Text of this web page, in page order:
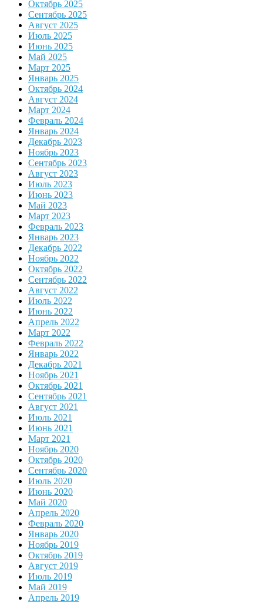
Октябрь 2025
Сентябрь 2025
Август 2025
Июль 2025
Июнь 2025
Май 2025
Март 2025
Январь 2025
Октябрь 2024
Август 2024
Март 2024
Февраль 2024
Январь 2024
Декабрь 2023
Ноябрь 2023
Сентябрь 2023
Август 2023
Июль 2023
Июнь 2023
Май 2023
Март 2023
Февраль 2023
Январь 2023
Декабрь 2022
Ноябрь 2022
Октябрь 2022
Сентябрь 2022
Август 2022
Июль 2022
Июнь 2022
Апрель 2022
Март 2022
Февраль 2022
Январь 2022
Декабрь 2021
Ноябрь 2021
Октябрь 2021
Сентябрь 2021
Август 2021
Июль 2021
Июнь 2021
Март 2021
Ноябрь 2020
Октябрь 2020
Сентябрь 2020
Июль 2020
Июнь 2020
Май 2020
Апрель 2020
Февраль 2020
Январь 2020
Ноябрь 2019
Октябрь 2019
Август 2019
Июль 2019
Май 2019
Апрель 2019